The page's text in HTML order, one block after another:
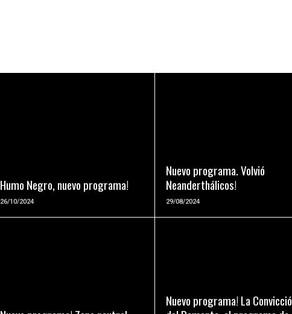
Humo Negro, nuevo programa!
26/10/2024
Nuevo programa. Volvió
Neanderthálicos!
29/08/2024
Nuevo programa! La